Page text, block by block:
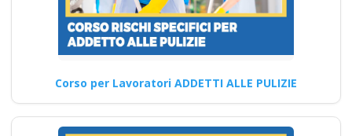
agricola imprese
industrie aziende
imprenditore
obblighi formazione
partecipata datore
di lavoro
Corso per Lavoratori ADDETTI ALLE PULIZIE